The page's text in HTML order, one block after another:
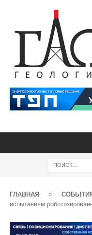
ГЛАВНАЯ >
испытаниям